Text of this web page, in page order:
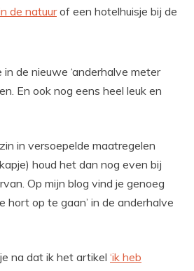
de natuurof een hotelhuisje bij de
de nieuwe ‘anderhalve meter
En ook nog eens heel leuk en
in versoepelde maatregelen
houd het dan nog even bij
Op mijn blog vind je genoeg
hort op te gaan’ in de anderhalve
na dat ik het artikel ‘ik heb